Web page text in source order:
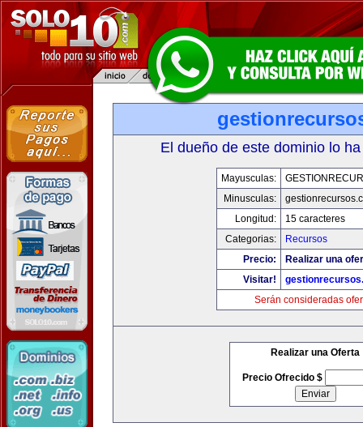
El dueño de este dominio lo
Mayusculas:
Minusculas:
Longitud:
15 caracteres
Categorias:
Recursos
Precio:
Realizar una
Visitar!
Serán consideradas
Realizar una Oferta
Precio Ofrecido $